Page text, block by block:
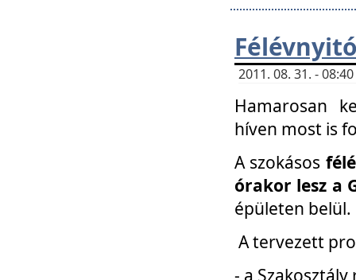
2011. 08. 31. -
Hamarosan
híven most is
A szokásos
órakor lesz a
épületen belül.
A tervezett
- a